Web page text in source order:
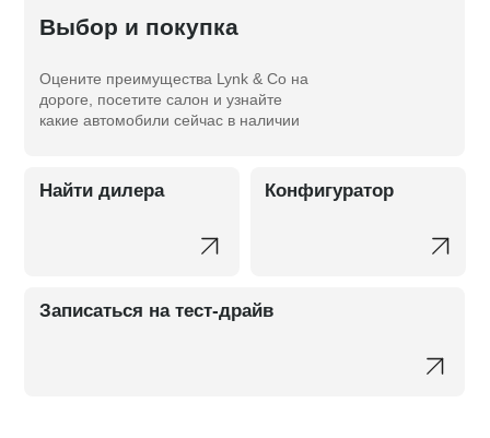
Выбор и покупка
Оцените преимущества Lynk & Co на
дороге, посетите салон и узнайте
какие автомобили сейчас в наличии
Найти дилера Конфигуратор
Записаться на тест-драйв